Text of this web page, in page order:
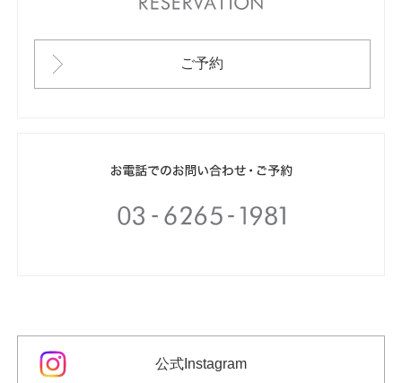
ご予約
公式Instagram